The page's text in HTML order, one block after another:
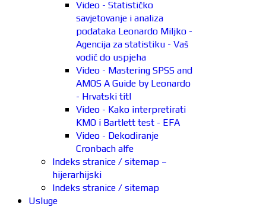
Video - Statističko
savjetovanje i analiza
podataka Leonardo Miljko -
Agencija za statistiku - Vaš
vodič do uspjeha
Video - Mastering SPSS and
AMOS A Guide by Leonardo
- Hrvatski titl
Video - Kako interpretirati
KMO i Bartlett test - EFA
Video - Dekodiranje
Cronbach alfe
Indeks stranice / sitemap –
hijerarhijski
Indeks stranice / sitemap
Usluge